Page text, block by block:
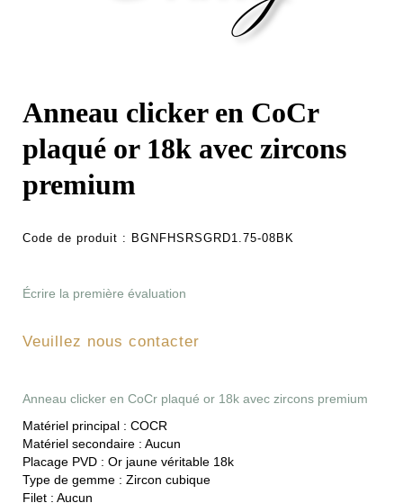
Anneau clicker en CoCr
plaqué or 18k avec zircons
premium
Code de produit : BGNFHSRSGRD1.75-08BK
Écrire la première évaluation
Veuillez nous contacter
Anneau clicker en CoCr plaqué or 18k avec zircons premium
Matériel principal : COCR
Matériel secondaire : Aucun
Placage PVD : Or jaune véritable 18k
Type de gemme : Zircon cubique
Filet : Aucun